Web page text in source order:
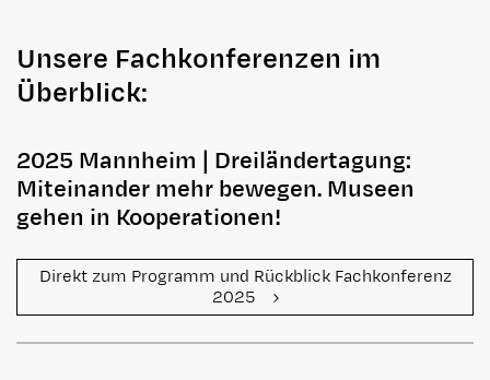
Unsere Fachkonferenzen im
Überblick:
2025 Mannheim | Dreiländertagung:
Miteinander mehr bewegen. Museen
gehen in Kooperationen!
Direkt zum Programm und Rückblick Fachkonferenz
2025